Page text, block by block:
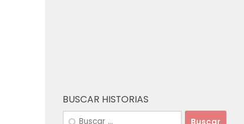
BUSCAR HISTORIAS
Buscar: